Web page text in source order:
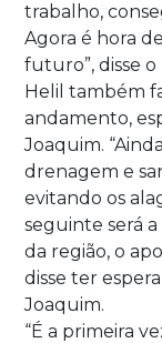
trabalho,
Agora é hora
futuro”, disse
Helil também
andamento,
Joaquim.
drenagem e
evitando os
seguinte será
da região, o
disse ter
Joaquim.
“É a primeira